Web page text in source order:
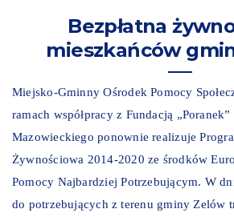
Bezpłatna
mieszkańców
Miejsko-Gminny Ośrodek Pomocy
ramach współpracy z Fundacją „Poranek”
Mazowieckiego ponownie realizuje
Żywnościowa 2014-2020 ze środków
Pomocy Najbardziej Potrzebującym. W
do potrzebujących z terenu gminy Zelów